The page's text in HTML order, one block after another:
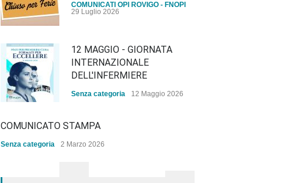
COMUNICATI OPI ROVIGO - FNOPI
29 Luglio 2026
12 MAGGIO - GIORNATA
INTERNAZIONALE
DELL'INFERMIERE
Senza categoria 12 Maggio 2026
COMUNICATO STAMPA
Senza categoria 2 Marzo 2026